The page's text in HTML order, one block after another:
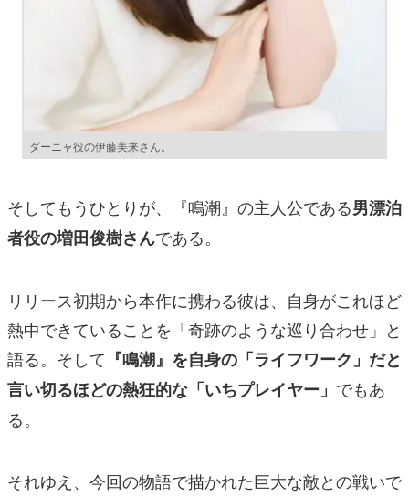
ダーニャ役の伊藤美来さん。
そしてもうひとりが、『鳴潮』の主人公である男漂泊
者役の増田俊樹さんである。
リリース初期から本作に携わる彼は、自身がこれほど
熱中できていることを「奇跡のような巡り合わせ」と
語る。そして 『鳴潮』を自身の「ライフワーク」だと
言い切るほどの熱狂的な「いちプレイヤー」 でもあ
る。
それゆえ、今回の物語で描かれた巨大な敵との戦いで